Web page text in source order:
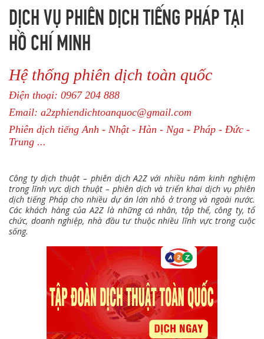
DỊCH VỤ PHIÊN DỊCH TIẾNG PHÁP TẠI
HỒ CHÍ MINH
Hệ thống phiên dịch toàn quốc
Điện thoại: 0967 204 888
Email: a2zphiendichtoanquoc@gmail.com
Phiên dịch tiếng Anh - Nhật - Hàn - Nga - Pháp - Đức -
Trung ...
Công ty dịch thuật – phiên dịch A2Z với nhiều năm kinh nghiệm
trong lĩnh vực dịch thuật – phiên dịch và triển khai dịch vụ phiên
dịch tiếng Pháp cho nhiều dự án lớn nhỏ ở trong và ngoài nước.
Các khách hàng của A2Z là những cá nhân, tập thể, công ty, tổ
chức, doanh nghiệp, nhà đầu tư thuộc nhiều lĩnh vực trong cuộc
sống.